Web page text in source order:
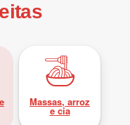
Massas, arroz
e cia